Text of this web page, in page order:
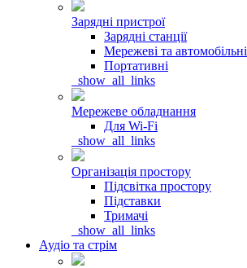
Зарядні пристрої
Зарядні станції
Мережеві та автомобільні
Портативні
_show_all_links
Мережеве обладнання
Для Wi-Fi
_show_all_links
Організація простору
Підсвітка простору
Підставки
Тримачі
_show_all_links
Аудіо та стрім